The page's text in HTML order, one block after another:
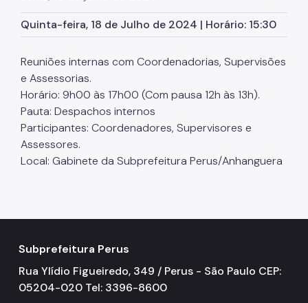
SP Mais Fácil
Cata-Bagulho
CADES/PR
Termo de Cooperação
Programa de Metas
Quinta-feira, 18 de Julho de 2024 | Horário: 15:30
Reuniões internas com Coordenadorias, Supervisões
e Assessorias.
Horário: 9h00 às 17h00 (Com pausa 12h às 13h).
Pauta: Despachos internos
Participantes: Coordenadores, Supervisores e
Assessores.
Local: Gabinete da Subprefeitura Perus/Anhanguera
Subprefeitura Perus
Rua Ylídio Figueiredo, 349 / Perus - São Paulo CEP:
05204-020 Tel: 3396-8600